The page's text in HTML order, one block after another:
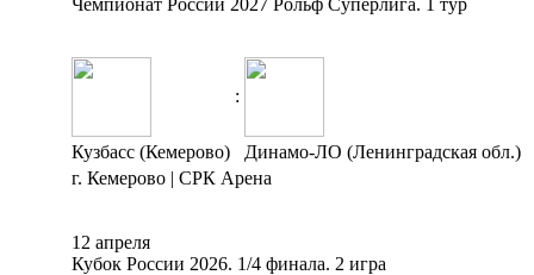
Чемпионат России 2027 Рольф Суперлига. 1 тур
:
Кузбасс (Кемерово)
Динамо-ЛО (Ленинградская обл.)
г. Кемерово | СРК Арена
12 апреля
Кубок России 2026. 1/4 финала. 2 игра